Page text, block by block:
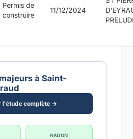
Permis de
construire
11/12/2024
à Saint-
l'étude complète →
RADON